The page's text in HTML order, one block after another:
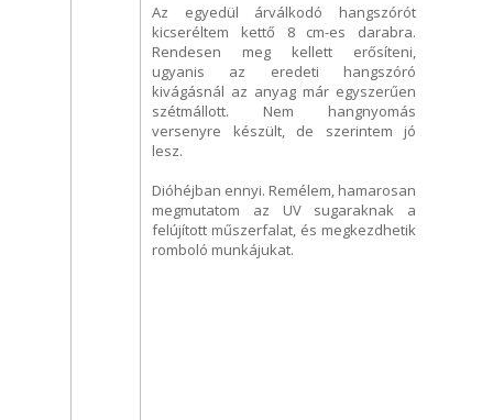
Az egyedül árválkodó hangszórót
kicseréltem kettő 8 cm-es darabra.
Rendesen meg kellett erősíteni,
ugyanis az eredeti hangszóró
kivágásnál az anyag már egyszerűen
szétmállott. Nem hangnyomás
versenyre készült, de szerintem jó
lesz.
Dióhéjban ennyi. Remélem, hamarosan
megmutatom az UV sugaraknak a
felújított műszerfalat, és megkezdhetik
romboló munkájukat.